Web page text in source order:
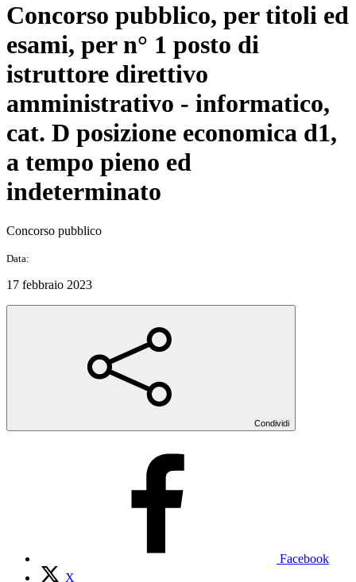
Concorso pubblico, per titoli ed
esami, per n° 1 posto di
istruttore direttivo
amministrativo - informatico,
cat. D posizione economica d1,
a tempo pieno ed
indeterminato
Concorso pubblico
Data:
17 febbraio 2023
Condividi
Facebook
X